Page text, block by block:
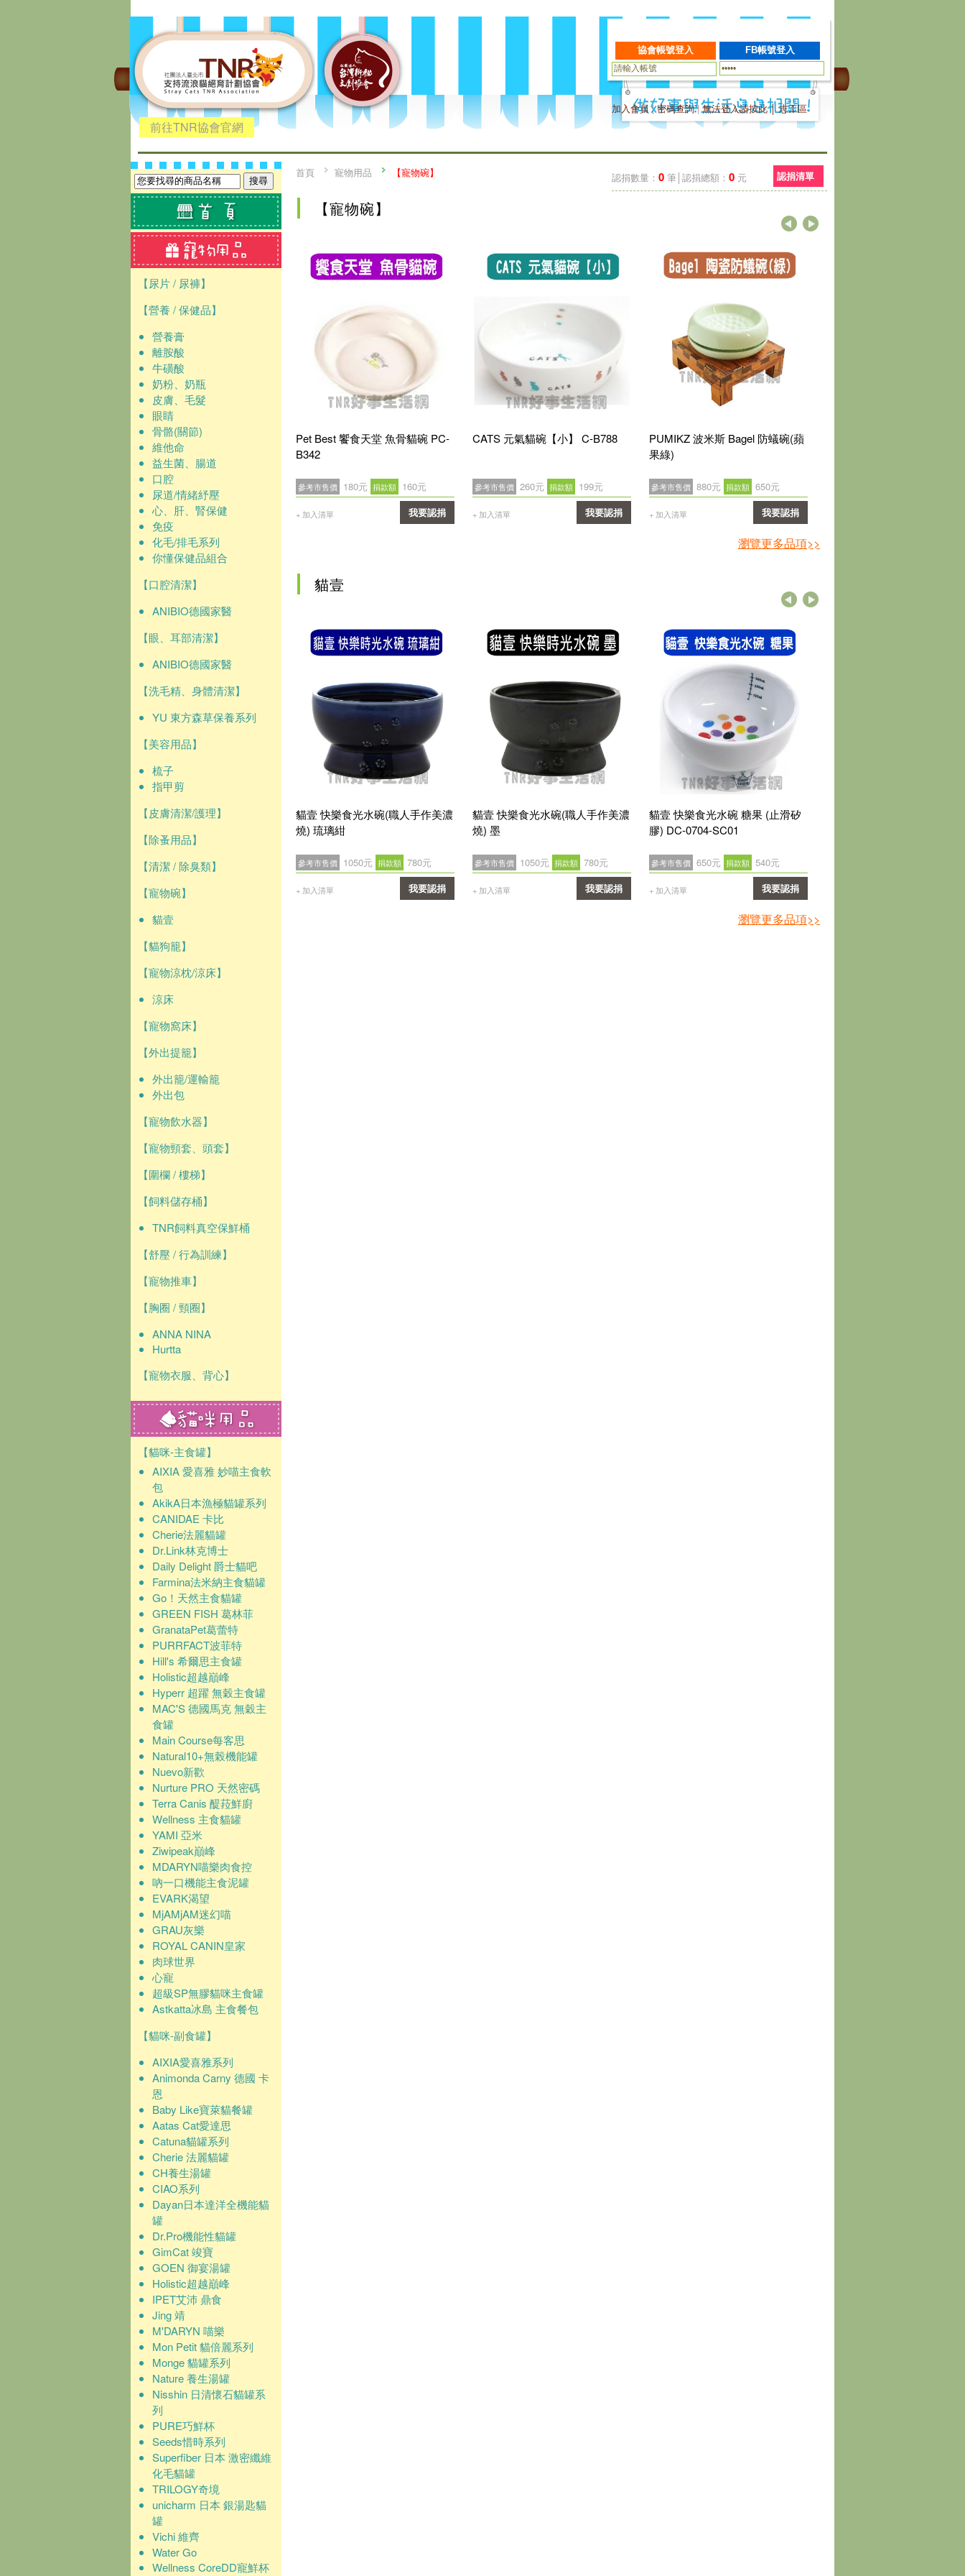
前往TNR協會官網
加入會員|密碼查詢|無法登入請按此│志工區
【尿片 / 尿褲】
【營養 / 保健品】
營養膏
離胺酸
牛磺酸
奶粉、奶瓶
皮膚、毛髮
眼睛
骨骼(關節)
維他命
益生菌、腸道
口腔
尿道/情緒紓壓
心、肝、腎保健
免疫
化毛/排毛系列
你懂保健品組合
【口腔清潔】
ANIBIO德國家醫
【眼、耳部清潔】
ANIBIO德國家醫
【洗毛精、身體清潔】
YU 東方森草保養系列
【美容用品】
梳子
指甲剪
【皮膚清潔/護理】
【除蚤用品】
【清潔 / 除臭類】
【寵物碗】
貓壹
【貓狗籠】
【寵物涼枕/涼床】
涼床
【寵物窩床】
【外出提籠】
外出籠/運輸籠
外出包
【寵物飲水器】
【寵物頸套、頭套】
【圍欄 / 樓梯】
【飼料儲存桶】
TNR飼料真空保鮮桶
【舒壓 / 行為訓練】
【寵物推車】
【胸圈 / 頸圈】
ANNA NINA
Hurtta
【寵物衣服、背心】
【貓咪-主食罐】
AIXIA 愛喜雅 妙喵主食軟
包
AkikA日本漁極貓罐系列
CANIDAE 卡比
Cherie法麗貓罐
Dr.Link林克博士
Daily Delight 爵士貓吧
Farmina法米納主食貓罐
Go！天然主食貓罐
GREEN FISH 葛林菲
GranataPet葛蕾特
PURRFACT波菲特
Hill's 希爾思主食罐
Holistic超越巔峰
Hyperr 超躍 無穀主食罐
MAC'S 德國馬克 無穀主
食罐
Main Course每客思
Natural10+無榖機能罐
Nuevo新歡
Nurture PRO 天然密碼
Terra Canis 醍菈鮮廚
Wellness 主食貓罐
YAMI 亞米
Ziwipeak巔峰
MDARYN喵樂肉食控
吶一口機能主食泥罐
EVARK渴望
MjAMjAM迷幻喵
GRAU灰樂
ROYAL CANIN皇家
肉球世界
心寵
超級SP無膠貓咪主食罐
Astkatta冰島 主食餐包
【貓咪-副食罐】
AIXIA愛喜雅系列
Animonda Carny 德國 卡
恩
Baby Like寶萊貓餐罐
Aatas Cat愛達思
Catuna貓罐系列
Cherie 法麗貓罐
CH養生湯罐
CIAO系列
Dayan日本達洋全機能貓
罐
Dr.Pro機能性貓罐
GimCat 竣寶
GOEN 御宴湯罐
Holistic超越巔峰
IPET艾沛 鼎食
Jing 靖
M'DARYN 喵樂
Mon Petit 貓倍麗系列
Monge 貓罐系列
Nature 養生湯罐
Nisshin 日清懷石貓罐系
列
PURE巧鮮杯
Seeds惜時系列
Superfiber 日本 激密纖維
化毛貓罐
TRILOGY奇境
unicharm 日本 銀湯匙貓
罐
Vichi 維齊
Water Go
Wellness CoreDD寵鮮杯
認捐數量： 0 筆│認捐總額： 0 元 認捐清單
首頁 寵物用品 【寵物碗】
【寵物碗】
Pet Best 饗食天堂 魚骨貓碗 PC-
B342
參考市售價 180元 捐款額 160元
+ 加入清單 我要認捐
CATS 元氣貓碗【小】 C-B788
參考市售價 260元 捐款額 199元
+ 加入清單 我要認捐
PUMIKZ 波米斯 Bagel 防蟻碗(蘋
果綠)
參考市售價 880元 捐款額 650元
+ 加入清單 我要認捐
確認
瀏覽更多品項>>
貓壹
貓壹 快樂食光水碗(職人手作美濃
燒) 琉璃紺
參考市售價 1050元 捐款額 780元
+ 加入清單 我要認捐
貓壹 快樂食光水碗(職人手作美濃
燒) 墨
參考市售價 1050元 捐款額 780元
+ 加入清單 我要認捐
貓壹 快樂食光水碗 糖果 (止滑矽
膠) DC-0704-SC01
參考市售價 650元 捐款額 540元
+ 加入清單 我要認捐
確認
瀏覽更多品項>>